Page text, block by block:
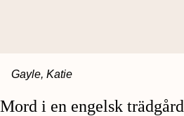
Gayle, Katie
Mord i en engelsk trädgård